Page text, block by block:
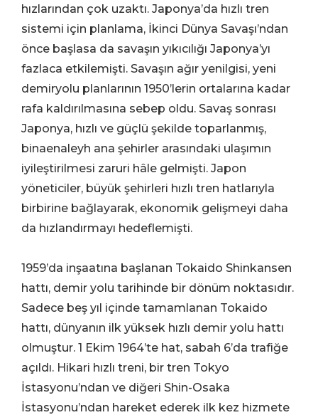
hızlarından çok uzaktı. Japonya’da hızlı tren
sistemi için planlama, İkinci Dünya Savaşı’ndan
önce başlasa da savaşın yıkıcılığı Japonya’yı
fazlaca etkilemişti. Savaşın ağır yenilgisi, yeni
demiryolu planlarının 1950’lerin ortalarına kadar
rafa kaldırılmasına sebep oldu. Savaş sonrası
Japonya, hızlı ve güçlü şekilde toparlanmış,
binaenaleyh ana şehirler arasındaki ulaşımın
iyileştirilmesi zaruri hâle gelmişti. Japon
yöneticiler, büyük şehirleri hızlı tren hatlarıyla
birbirine bağlayarak, ekonomik gelişmeyi daha
da hızlandırmayı hedeflemişti.
1959’da inşaatına başlanan Tokaido Shinkansen
hattı, demir yolu tarihinde bir dönüm noktasıdır.
Sadece beş yıl içinde tamamlanan Tokaido
hattı, dünyanın ilk yüksek hızlı demir yolu hattı
olmuştur. 1 Ekim 1964’te hat, sabah 6’da trafiğe
açıldı. Hikari hızlı treni, bir tren Tokyo
İstasyonu’ndan ve diğeri Shin-Osaka
İstasyonu’ndan hareket ederek ilk kez hizmete